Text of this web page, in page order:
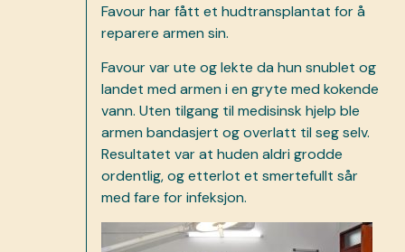
Favour har fått et hudtransplantat for å
reparere armen sin.
Favour var ute og lekte da hun snublet og
landet med armen i en gryte med kokende
vann. Uten tilgang til medisinsk hjelp ble
armen bandasjert og overlatt til seg selv.
Resultatet var at huden aldri grodde
ordentlig, og etterlot et smertefullt sår
med fare for infeksjon.